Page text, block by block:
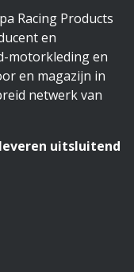
Racing Products
en
motorkleding en
en magazijn in
netwerk van
uitsluitend